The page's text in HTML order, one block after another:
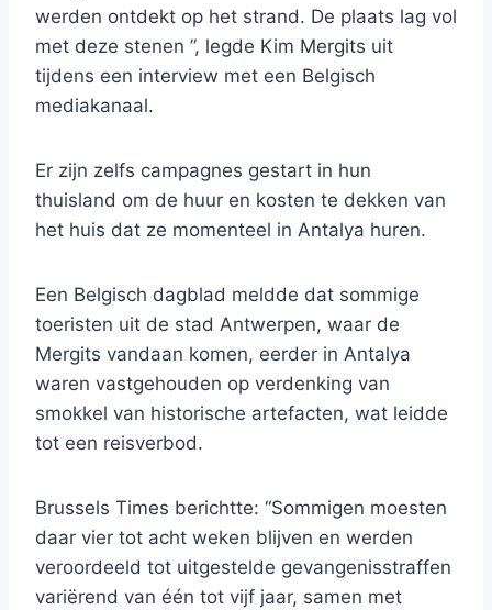
werden ontdekt op het strand. De plaats lag vol
met deze stenen ”, legde Kim Mergits uit
tijdens een interview met een Belgisch
mediakanaal.
Er zijn zelfs campagnes gestart in hun
thuisland om de huur en kosten te dekken van
het huis dat ze momenteel in Antalya huren.
Een Belgisch dagblad meldde dat sommige
toeristen uit de stad Antwerpen, waar de
Mergits vandaan komen, eerder in Antalya
waren vastgehouden op verdenking van
smokkel van historische artefacten, wat leidde
tot een reisverbod.
Brussels Times berichtte: “Sommigen moesten
daar vier tot acht weken blijven en werden
veroordeeld tot uitgestelde gevangenisstraffen
variërend van één tot vijf jaar, samen met